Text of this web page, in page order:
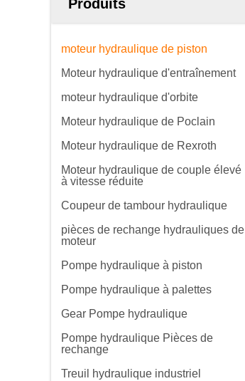
Produits
moteur hydraulique de piston
Moteur hydraulique d'entraînement
moteur hydraulique d'orbite
Moteur hydraulique de Poclain
Moteur hydraulique de Rexroth
Moteur hydraulique de couple élevé
à vitesse réduite
Coupeur de tambour hydraulique
pièces de rechange hydrauliques de
moteur
Pompe hydraulique à piston
Pompe hydraulique à palettes
Gear Pompe hydraulique
Pompe hydraulique Pièces de
rechange
Treuil hydraulique industriel